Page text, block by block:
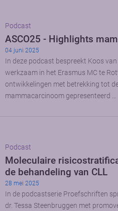
Podcast
ASCO25 - Highlights
04 juni 2025
In deze podcast bespreekt Koos
werkzaam in het Erasmus MC te
ontwikkelingen met betrekking tot
mammacarcinoom gepresenteerd …
Podcast
Moleculaire
de behandeling van CLL
28 mei 2025
In de podcastserie Proefschriften
dr. Tessa Steenbruggen met